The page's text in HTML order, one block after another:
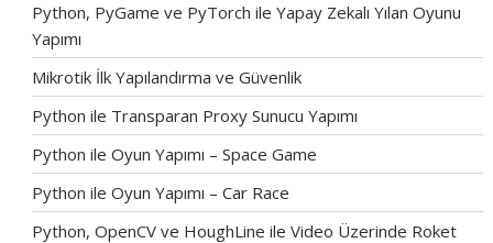
Python, PyGame ve PyTorch ile Yapay Zekalı Yılan Oyunu
Yapımı
Mikrotik İlk Yapılandırma ve Güvenlik
Python ile Transparan Proxy Sunucu Yapımı
Python ile Oyun Yapımı – Space Game
Python ile Oyun Yapımı – Car Race
Python, OpenCV ve HoughLine ile Video Üzerinde Roket